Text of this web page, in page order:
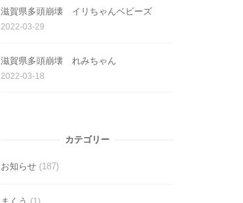
滋賀県多頭崩壊 イリちゃんベビーズ
2022-03-29
滋賀県多頭崩壊 れみちゃん
2022-03-18
カテゴリー
お知らせ (187)